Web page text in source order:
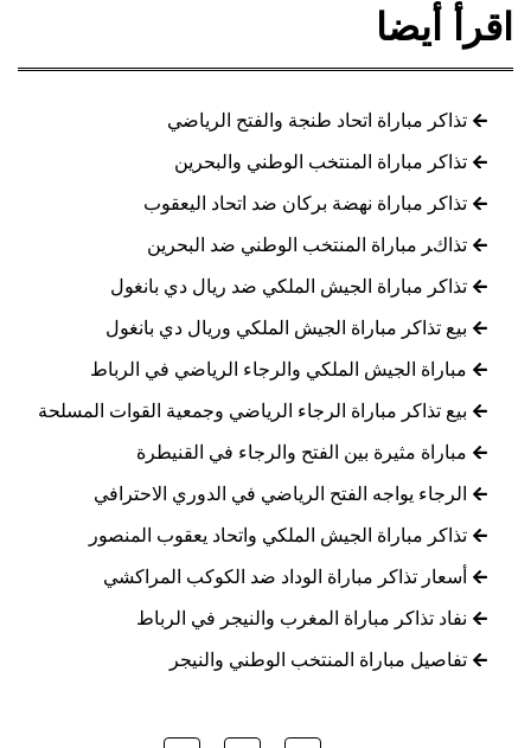
اقرأ أيضا
تذاكر مباراة اتحاد طنجة والفتح الرياضي
تذاكر مباراة المنتخب الوطني والبحرين
تذاكر مباراة نهضة بركان ضد اتحاد اليعقوب
تذاكر مباراة المنتخب الوطني ضد البحرين
تذاكر مباراة الجيش الملكي ضد ريال دي بانغول
بيع تذاكر مباراة الجيش الملكي وريال دي بانغول
مباراة الجيش الملكي والرجاء الرياضي في الرباط
بيع تذاكر مباراة الرجاء الرياضي وجمعية القوات المسلحة
مباراة مثيرة بين الفتح والرجاء في القنيطرة
الرجاء يواجه الفتح الرياضي في الدوري الاحترافي
تذاكر مباراة الجيش الملكي واتحاد يعقوب المنصور
أسعار تذاكر مباراة الوداد ضد الكوكب المراكشي
نفاد تذاكر مباراة المغرب والنيجر في الرباط
تفاصيل مباراة المنتخب الوطني والنيجر